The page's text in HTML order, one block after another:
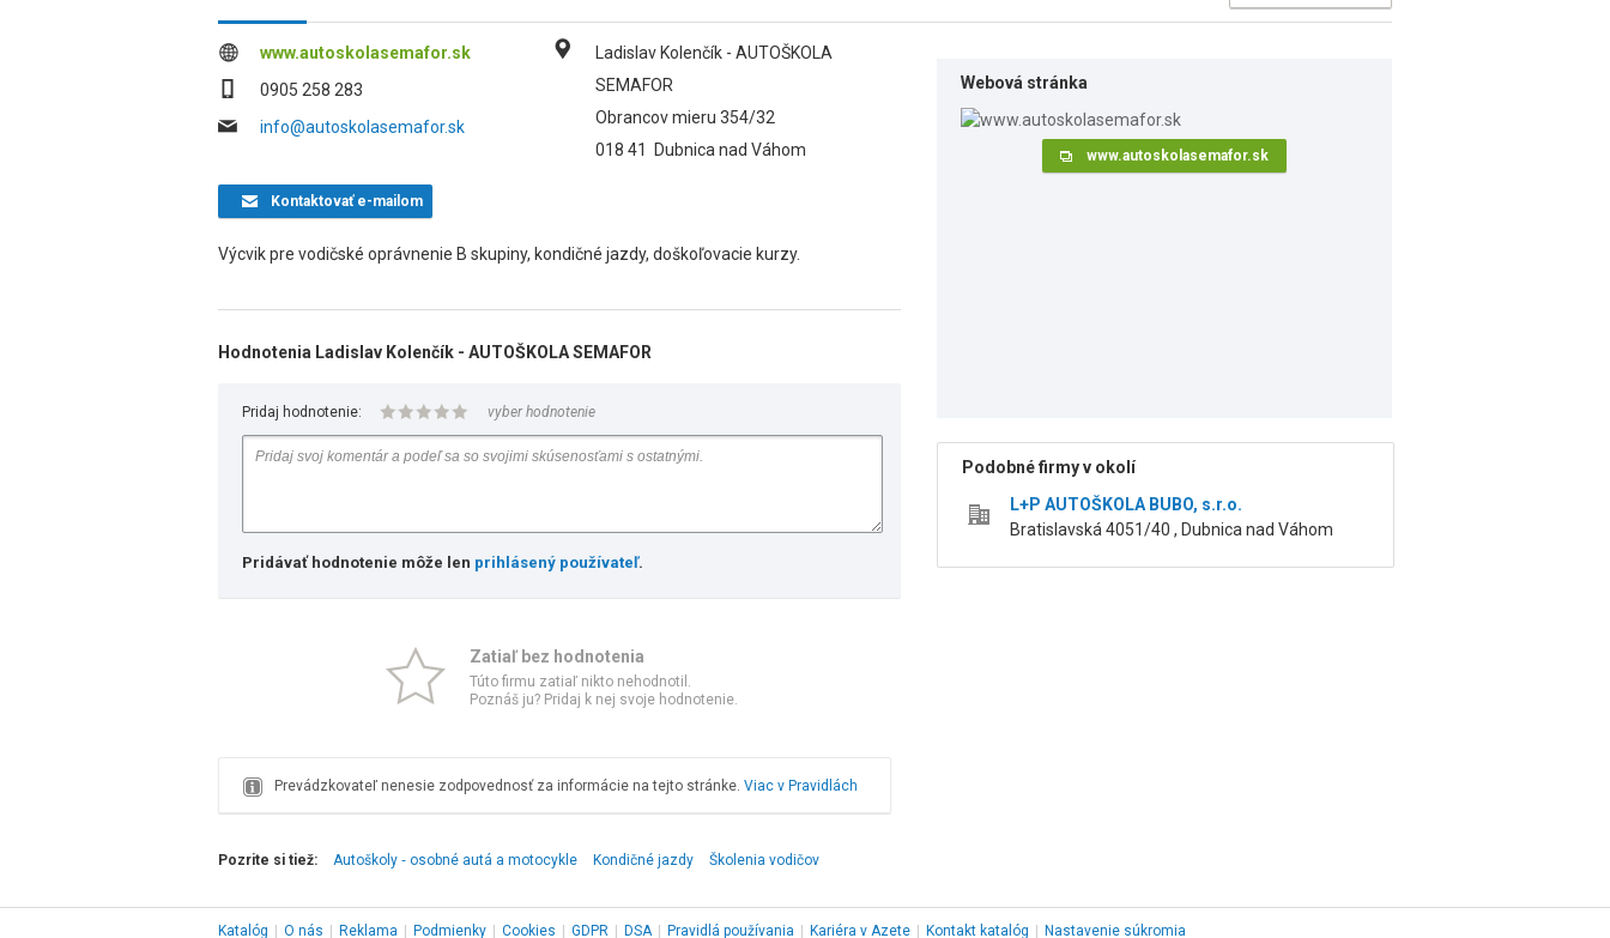
www.autoskolasemafor.sk
0905 258 283
info@autoskolasemafor.sk
Ladislav Kolenčík - AUTOŠKOLA
SEMAFOR
Obrancov mieru 354/32
018 41
Dubnica nad Váhom
Kontaktovaťe-mailom
Výcvik pre vodičské oprávnenie B skupiny, kondičné jazdy, doškoľovacie kurzy.
Hodnotenia Ladislav Kolenčík - AUTOŠKOLA SEMAFOR
Pridaj hodnotenie: vyber hodnotenie
Pridávať hodnotenie môže len prihlásený používateľ.
Zatiaľ bez hodnotenia
Túto firmu zatiaľ nikto nehodnotil.
Poznáš ju? Pridaj k nej svoje hodnotenie.
Prevádzkovateľ nenesie zodpovednosť za informácie na tejto stránke. Viac v Pravidlách
Webová stránka
www.autoskolasemafor.sk
Podobné firmy v okolí
L+P AUTOŠKOLA BUBO, s.r.o.
Bratislavská 4051/40 , Dubnica nad Váhom
Pozrite si tiež: Autoškoly ‑ osobné autá a motocykle Kondičné jazdy Školenia vodičov
Katalóg O nás Reklama Podmienky Cookies GDPR DSA Pravidlá používania Kariéra v Azete Kontakt katalóg Nastavenie súkromia